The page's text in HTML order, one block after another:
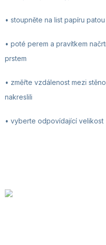
• stoupněte na list papíru
• poté perem a pravítkem
prstem
• změřte vzdálenost mezi
nakreslili
• vyberte odpovídající velikost